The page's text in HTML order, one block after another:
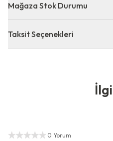
Mağaza Stok Durumu
Taksit Seçenekleri
İlginizi
0 Yorum